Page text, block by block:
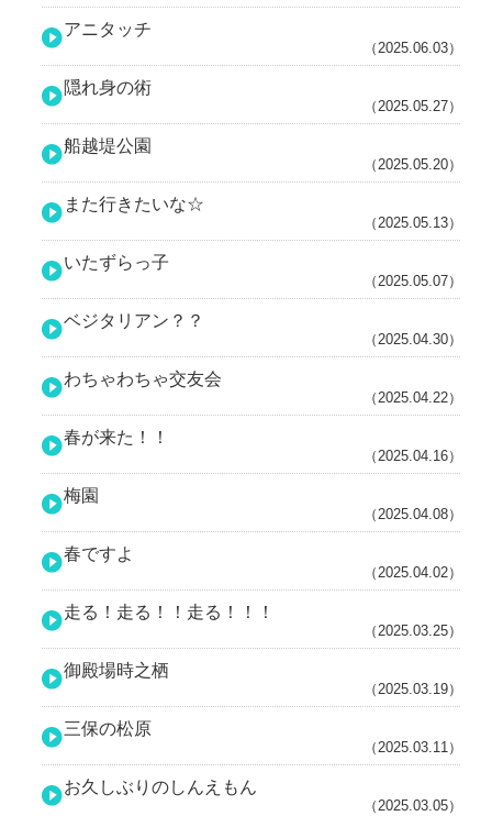
アニタッチ
（2025.06.03）
隠れ身の術
（2025.05.27）
船越堤公園
（2025.05.20）
また行きたいな☆
（2025.05.13）
いたずらっ子
（2025.05.07）
ベジタリアン？？
（2025.04.30）
わちゃわちゃ交友会
（2025.04.22）
春が来た！！
（2025.04.16）
梅園
（2025.04.08）
春ですよ
（2025.04.02）
走る！走る！！走る！！！
（2025.03.25）
御殿場時之栖
（2025.03.19）
三保の松原
（2025.03.11）
お久しぶりのしんえもん
（2025.03.05）